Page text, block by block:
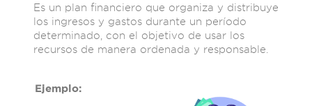
Es un plan financiero que organiza y distribuye
los ingresos y gastos durante un período
determinado, con el objetivo de usar los
recursos de manera ordenada y responsable.
Ejemplo: